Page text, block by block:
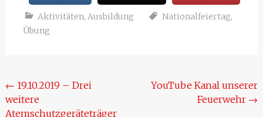
Aktivitäten, Ausbildung Nationalfeiertag,
Übung
Beitragsnavigation
← 19.10.2019 – Drei
weitere
Atemschutzgeräteträger
YouTube Kanal unserer
Feuerwehr →